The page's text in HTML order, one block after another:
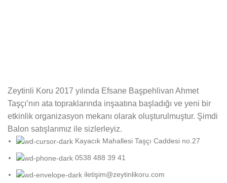
Zeytinli Koru 2017 yılında Efsane Başpehlivan Ahmet
Taşçı’nın ata topraklarında inşaatına başladığı ve yeni bir
etkinlik organizasyon mekanı olarak oluşturulmuştur. Şimdi
Balon satışlarımız ile sizlerleyiz.
Kayacık Mahallesi Taşçı Caddesi no.27
0538 488 39 41
iletişim@zeytinlikoru.com